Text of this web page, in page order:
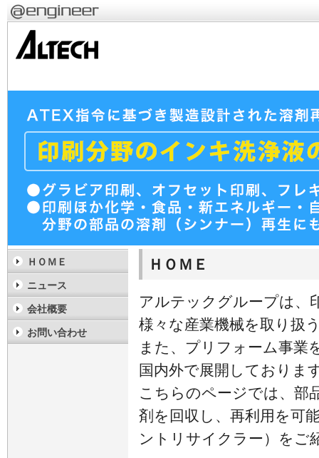
ＨＯＭＥ
アルテックグループは、
様々な産業機械を取り扱
また、プリフォーム事業
国内外で展開しておりま
こちらのページでは、部
剤を回収し、再利用を可
ントリサイクラー）をご
ＨＯＭＥ
ニュース
会社概要
お問い合わせ